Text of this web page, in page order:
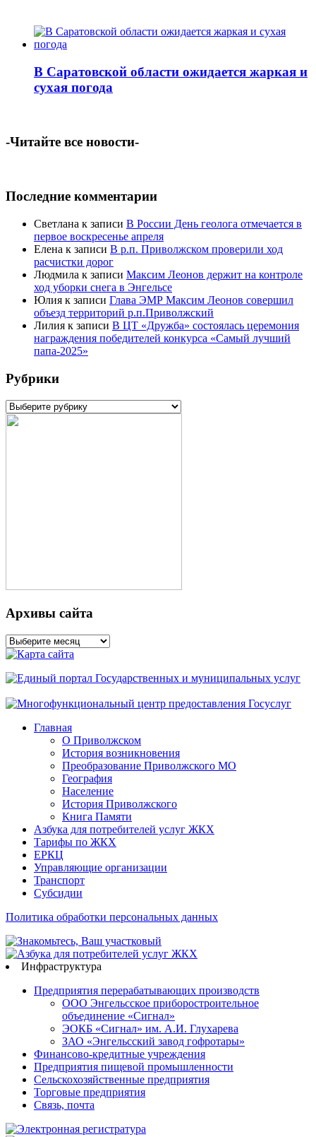
В Саратовской области ожидается жаркая и
сухая погода
-Читайте все новости-
Последние комментарии
Светлана к записи В России День геолога отмечается в
первое воскресенье апреля
Елена к записи В р.п. Приволжском проверили ход
расчистки дорог
Людмила к записи Максим Леонов держит на контроле
ход уборки снега в Энгельсе
Юлия к записи Глава ЭМР Максим Леонов совершил
объезд территорий р.п.Приволжский
Лилия к записи В ЦТ «Дружба» состоялась церемония
награждения победителей конкурса «Самый лучший
папа-2025»
Рубрики
Рубрики
Архивы сайта
Архивы
сайта
Главная
О Приволжском
История возникновения
Преобразование Приволжского МО
География
Население
История Приволжского
Книга Памяти
Азбука для потребителей услуг ЖКХ
Тарифы по ЖКХ
ЕРКЦ
Управляющие организации
Транспорт
Субсидии
Политика обработки персональных данных
Инфраструктура
Предприятия перерабатывающих производств
ООО Энгельсское приборостроительное
объединение «Сигнал»
ЭОКБ «Сигнал» им. А.И. Глухарева
ЗАО «Энгельсский завод гофротары»
Финансово-кредитные учреждения
Предприятия пищевой промышленности
Сельскохозяйственные предприятия
Торговые предприятия
Связь, почта